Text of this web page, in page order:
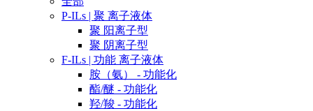
P-ILs | 聚 离子液体
聚 阳离子型
聚 阴离子型
F-ILs | 功能 离子液体
胺（氨） - 功能化
酯/醚 - 功能化
羟/羧 - 功能化